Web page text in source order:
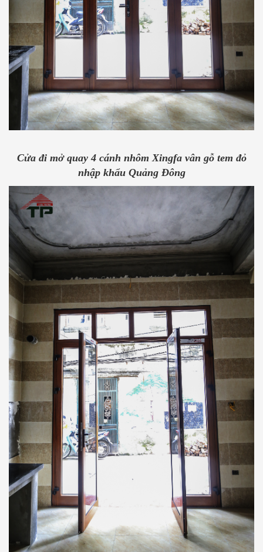
Cửa đi mở quay 4 cánh nhôm Xingfa vân gỗ tem đỏ
nhập khẩu Quảng Đông